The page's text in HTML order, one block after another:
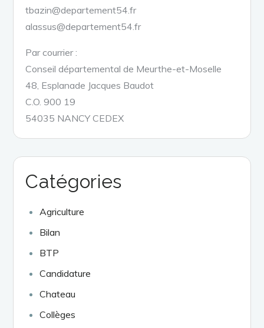
tbazin@departement54.fr
alassus@departement54.fr
Par courrier :
Conseil départemental de Meurthe-et-Moselle
48, Esplanade Jacques Baudot
C.O. 900 19
54035 NANCY CEDEX
Catégories
Agriculture
Bilan
BTP
Candidature
Chateau
Collèges